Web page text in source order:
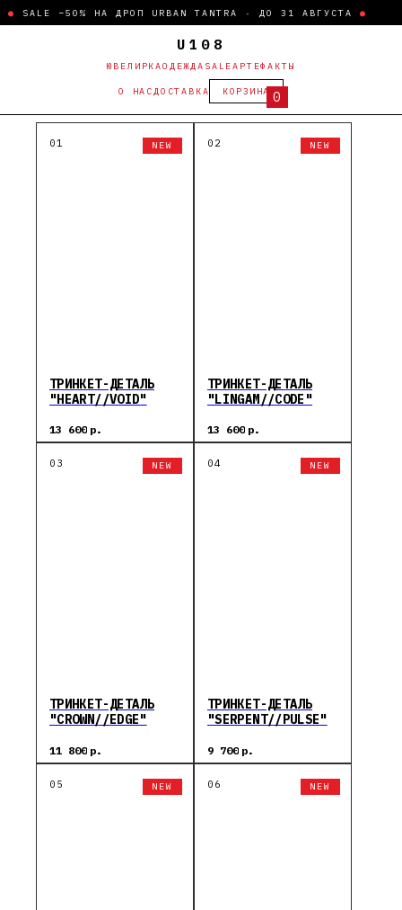
−50% НА ДРОП URBAN TANTRA · ДО 31 АВГУСТА ●
ЮВЕЛИРКАОДЕЖДА SALEАРТЕФАКТЫ
U108
О НАСДОСТАВКА КОРЗИНА 0
NEW
ТРИНКЕТ-ДЕТАЛЬ
"HEART//VOID"
13 600 р.
NEW
ТРИНКЕТ-ДЕТАЛЬ
"LINGAM//CODE"
13 600 р.
NEW
ТРИНКЕТ-ДЕТАЛЬ
"CROWN//EDGE"
11 800 р.
NEW
ТРИНКЕТ-ДЕТАЛЬ
"SERPENT//PULSE"
9 700 р.
NEW NEW